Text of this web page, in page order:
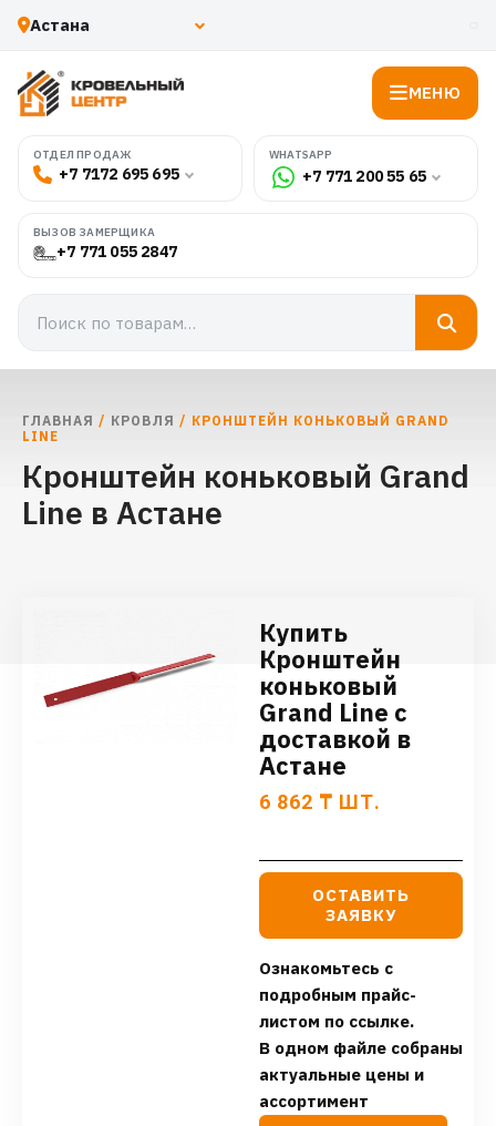
МЕНЮ
ОТДЕЛ ПРОДАЖ
+7 7172 695 695
WHATSAPP
+7 771 200 55 65
ВЫЗОВ ЗАМЕРЩИКА
+7 771 055 2847
ГЛАВНАЯ / КРОВЛЯ / КРОНШТЕЙН КОНЬКОВЫЙ GRAND
LINE
Кронштейн коньковый Grand
Line в Астане
Купить
Кронштейн
коньковый
Grand Line с
доставкой в
Астане
6 862 ₸ ШТ.
ОСТАВИТЬ
ЗАЯВКУ
Ознакомьтесь с
подробным прайс-
листом по ссылке.
В одном файле собраны
актуальные цены и
ассортимент